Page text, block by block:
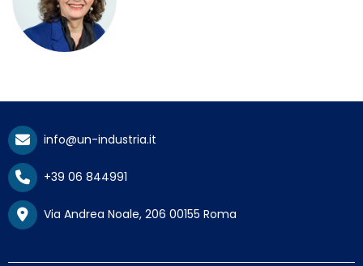
info@un-industria.it
+39 06 844991
Via Andrea Noale, 206 00155 Roma